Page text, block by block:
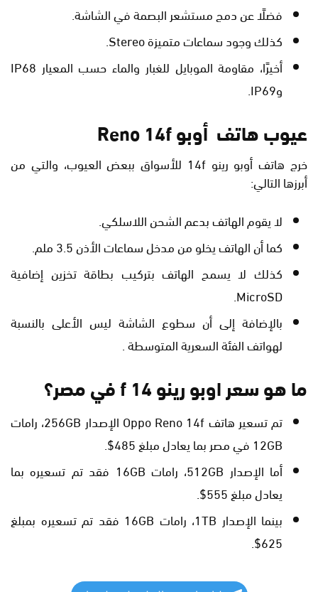
فضلًا عن دمج مستشعر البصمة في الشاشة.
كذلك وجود سماعات متميزة Stereo.
أخيرًا، مقاومة الموبايل للغبار والماء حسب المعيار IP68
وIP69.
عيوب هاتف أوبو Reno 14f
خرج هاتف أوبو رينو 14f للأسواق ببعض العيوب، والتي من
أبرزها التالي:
لا يقوم الهاتف بدعم الشحن اللاسلكي.
كما أن الهاتف يخلو من مدخل سماعات الأذن 3.5 ملم.
كذلك لا يسمح الهاتف بتركيب بطاقة تخزين إضافية
MicroSD.
بالإضافة إلى أن سطوع الشاشة ليس الأعلى بالنسبة
لهواتف الفئة السعرية المتوسطة .
ما هو سعر اوبو رينو 14 f في مصر؟
تم تسعير هاتف Oppo Reno 14f الإصدار 256GB، رامات
12GB في مصر بما يعادل مبلغ 485$.
أما الإصدار 512GB، رامات 16GB فقد تم تسعيره بما
يعادل مبلغ 555$.
بينما الإصدار 1TB، رامات 16GB فقد تم تسعيره بمبلغ
625$.